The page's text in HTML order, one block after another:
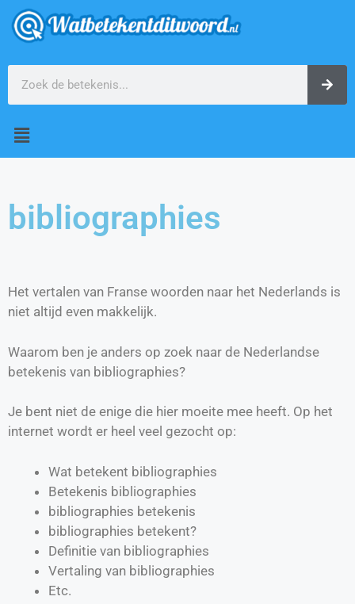
bibliographies
Het vertalen van Franse woorden naar het Nederlands is
niet altijd even makkelijk.
Waarom ben je anders op zoek naar de Nederlandse
betekenis van bibliographies?
Je bent niet de enige die hier moeite mee heeft. Op het
internet wordt er heel veel gezocht op:
Wat betekent bibliographies
Betekenis bibliographies
bibliographies betekenis
bibliographies betekent?
Definitie van bibliographies
Vertaling van bibliographies
Etc.